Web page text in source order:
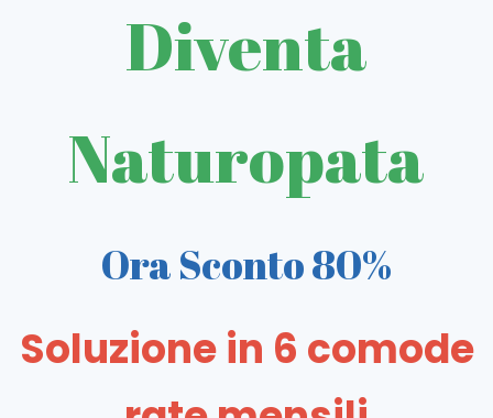
Diventa
Naturopata
Ora Sconto 80%
Soluzione in 6 comode